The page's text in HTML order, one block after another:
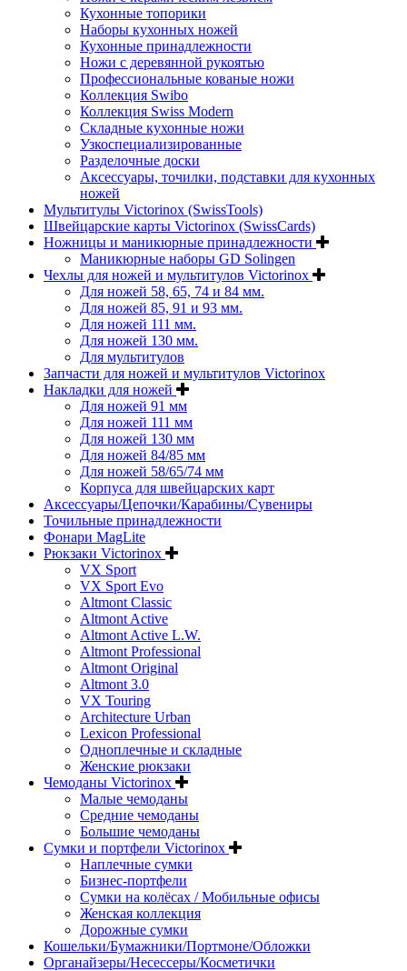
Кухонные топорики
Наборы кухонных ножей
Кухонные принадлежности
Ножи с деревянной рукоятью
Профессиональные кованые ножи
Коллекция Swibo
Коллекция Swiss Modern
Складные кухонные ножи
Узкоспециализированные
Разделочные доски
Аксессуары, точилки, подставки для кухонных
ножей
Мультитулы Victorinox (SwissTools)
Швейцарские карты Victorinox (SwissCards)
Ножницы и маникюрные принадлежности
Маникюрные наборы GD Solingen
Чехлы для ножей и мультитулов Victorinox
Для ножей 58, 65, 74 и 84 мм.
Для ножей 85, 91 и 93 мм.
Для ножей 111 мм.
Для ножей 130 мм.
Для мультитулов
Запчасти для ножей и мультитулов Victorinox
Накладки для ножей
Для ножей 91 мм
Для ножей 111 мм
Для ножей 130 мм
Для ножей 84/85 мм
Для ножей 58/65/74 мм
Корпуса для швейцарских карт
Аксессуары/Цепочки/Карабины/Сувениры
Точильные принадлежности
Фонари MagLite
Рюкзаки Victorinox
VX Sport
VX Sport Evo
Altmont Classic
Altmont Active
Altmont Active L.W.
Altmont Professional
Altmont Original
Altmont 3.0
VX Touring
Architecture Urban
Lexicon Professional
Одноплечные и складные
Женские рюкзаки
Чемоданы Victorinox
Малые чемоданы
Средние чемоданы
Большие чемоданы
Сумки и портфели Victorinox
Наплечные сумки
Бизнес-портфели
Сумки на колёсах / Мобильные офисы
Женская коллекция
Дорожные сумки
Кошельки/Бумажники/Портмоне/Обложки
Органайзеры/Несессеры/Косметички